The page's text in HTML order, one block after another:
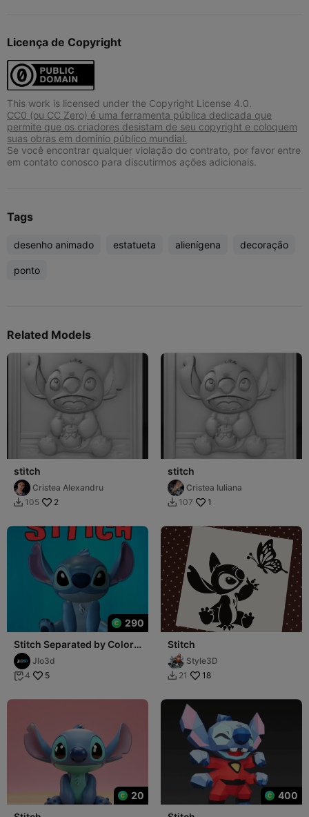
Licença de Copyright
This work is licensed under the Copyright License 4.0.
CC0 (ou CC Zero) é uma ferramenta pública dedicada que
permite que os criadores desistam de seu copyright e coloquem
suas obras em domínio público mundial.
Se você encontrar qualquer violação do contrato, por favor entre
em contato conosco para discutirmos ações adicionais.
Tags
desenho animado estatueta alienígena decoração
ponto
Related Models
stitch
Cristea Alexandru
 105 2
stitch
Cristea Iuliana
 107 1
290
Stitch Separated by Colors
- STL File
Jlo3d
 4 5
Stitch
Style3D
 21 18
20
400